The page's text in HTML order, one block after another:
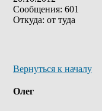
Сообщения: 601
Откуда: от туда
Вернуться к началу
Олег